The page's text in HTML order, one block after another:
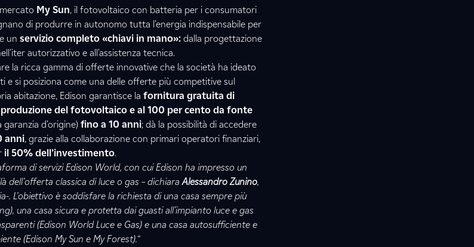
My Sun, il fotovoltaico con batteria per i consumatori
di produrre in autonomo tutta l’energia indispensabile per
un servizio completo «chiavi in mano»:dalla progettazione
autorizzativo e all'assistenza tecnica.
la ricca gamma di offerte innovative che la società ha ideato
e si posiziona come una delle offerte più competitive sul
abitazione, Edison garantisce la fornitura gratuita di
del fotovoltaico e al 100 per cento da fonte
d’origine) fino a 10 anni; dà la possibilità di accedere
anni, grazie alla collaborazione con primari operatori finanziari,
il 50% dell’investimento.
di servizi Edison World, con cui Edison ha impresso un
dell’offerta classica di luce o gas – dichiaraAlessandro Zunino,
L’obiettivo è soddisfare la richiesta di una casa sempre più
una casa sicura e protetta dai guasti all’impianto luce e gas
(Edison World Luce e Gas) e una casa autosufficiente e
(Edison My Sun e My Forest).“